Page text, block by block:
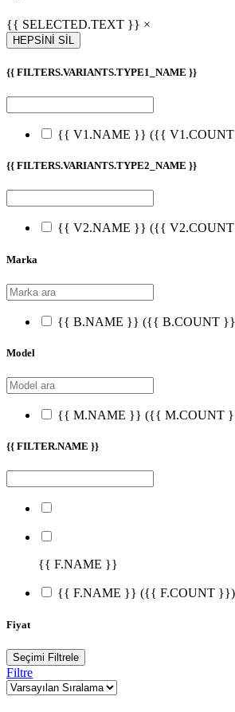
{{ SELECTED.TEXT }} ×
HEPSİNİ SİL
{{ FILTERS.VARIANTS.TYPE1_NAME }}
{{ V1.NAME }} ({{
{{ FILTERS.VARIANTS.TYPE2_NAME }}
{{ V2.NAME }} ({{
Marka
{{ B.NAME }} ({{ B.COUNT
Model
{{ M.NAME }} ({{ M.COUNT
{{ FILTER.NAME }}
{{ F.NAME }}
{{ F.NAME }} ({{ F.COUNT }})
Fiyat
Seçimi Filtrele
Filtre